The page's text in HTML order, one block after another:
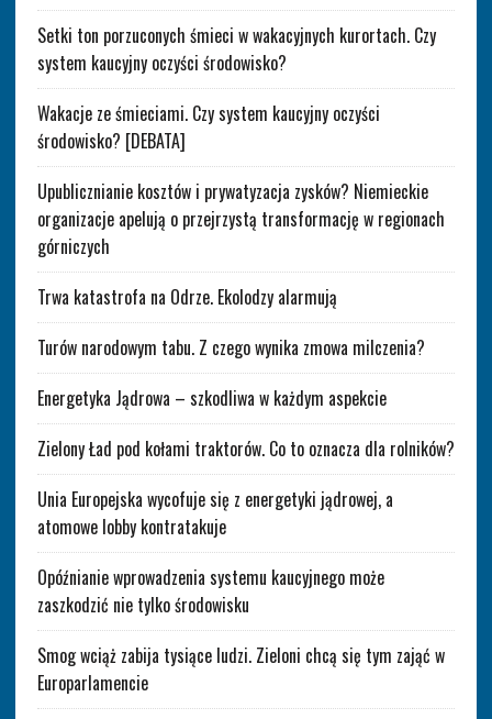
Setki ton porzuconych śmieci w wakacyjnych kurortach. Czy
system kaucyjny oczyści środowisko?
Wakacje ze śmieciami. Czy system kaucyjny oczyści
środowisko? [DEBATA]
Upublicznianie kosztów i prywatyzacja zysków? Niemieckie
organizacje apelują o przejrzystą transformację w regionach
górniczych
Trwa katastrofa na Odrze. Ekolodzy alarmują
Turów narodowym tabu. Z czego wynika zmowa milczenia?
Energetyka Jądrowa – szkodliwa w każdym aspekcie
Zielony Ład pod kołami traktorów. Co to oznacza dla rolników?
Unia Europejska wycofuje się z energetyki jądrowej, a
atomowe lobby kontratakuje
Opóźnianie wprowadzenia systemu kaucyjnego może
zaszkodzić nie tylko środowisku
Smog wciąż zabija tysiące ludzi. Zieloni chcą się tym zająć w
Europarlamencie